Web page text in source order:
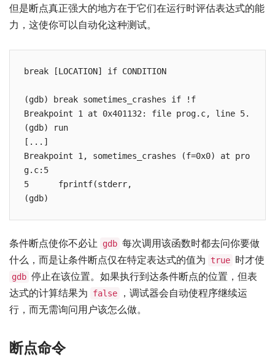
但是断点真正强大的地方在于它们在运行时评估表达式的能
力，这使你可以自动化这种测试。
break [LOCATION] if CONDITION
(gdb) break sometimes_crashes if !f
Breakpoint 1 at 0x401132: file prog.c, line 5.
(gdb) run
[...]
Breakpoint 1, sometimes_crashes (f=0x0) at pro
g.c:5
5      fprintf(stderr,
(gdb)
条件断点使你不必让 gdb 每次调用该函数时都去问你要做
什么，而是让条件断点仅在特定表达式的值为
true 时才使
gdb 停止在该位置。如果执行到达条件断点的位置，但表
达式的计算结果为
false
，调试器会自动使程序继续运
行，而无需询问用户该怎么做。
断点命令